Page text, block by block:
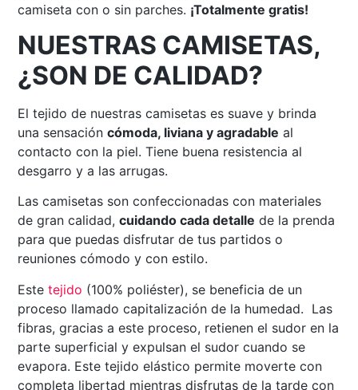
camiseta con o sin parches. ¡Totalmente gratis!
NUESTRAS CAMISETAS,
¿SON DE CALIDAD?
El tejido de nuestras camisetas es suave y brinda
una sensacióncómoda, liviana y agradable al
contacto con la piel. Tiene buena resistencia al
desgarro y a las arrugas.
Las camisetas son confeccionadas con materiales
de gran calidad,cuidando cada detalle de la prenda
para que puedas disfrutar de tus partidos o
reuniones cómodo y con estilo.
Estetejido (100% poliéster), se beneficia de un
proceso llamado capitalización de la humedad. Las
fibras, gracias a este proceso, retienen el sudor en la
parte superficial y expulsan el sudor cuando se
evapora. Este tejido elástico permite moverte con
completa libertad mientras disfrutas de la tarde con